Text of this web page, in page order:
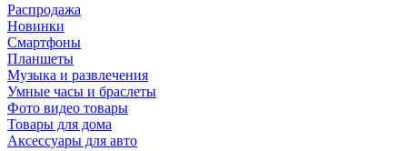
Распродажа
Новинки
Смартфоны
Планшеты
Музыка и развлечения
Умные часы и браслеты
Фото видео товары
Товары для дома
Аксессуары для авто